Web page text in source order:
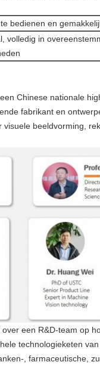
bedienen en
volledig in
Chinese nationale
fabrikant en
beeldvorming,
een R&D-team op
technologieketen
, farmaceutische,